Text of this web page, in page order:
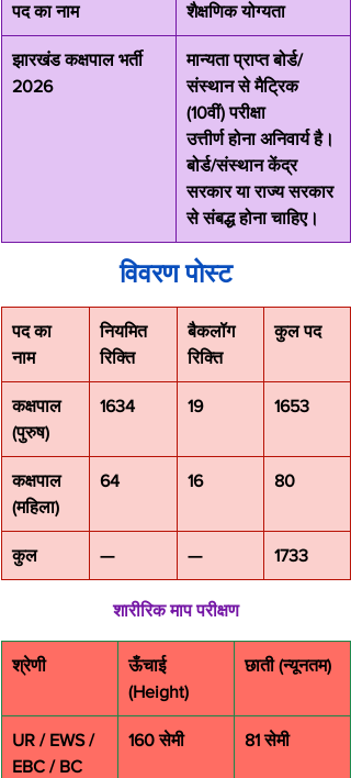
पद का नाम शैक्षणिक योग्यता
झारखंड कक्षपाल भर्ती
2026
मान्यता प्राप्त बोर्ड/
संस्थान से मैट्रिक
(10वीं) परीक्षा
उत्तीर्ण होना अनिवार्य है।
बोर्ड/संस्थान केंद्र
सरकार या राज्य सरकार
से संबद्ध होना चाहिए।
विवरण पोस्ट
पद का
नाम
नियमित
रिक्ति
बैकलॉग
रिक्ति
कुल पद
कक्षपाल
(पुरुष)
1634 19 1653
कक्षपाल
(महिला)
64 16 80
कुल — — 1733
शारीरिक माप परीक्षण
श्रेणी
ऊँचाई
(Height)
छाती (न्यूनतम)
UR / EWS /
EBC / BC
160 सेमी 81 सेमी